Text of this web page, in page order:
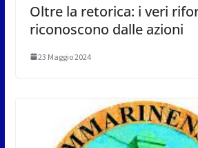
Oltre la retorica: i veri
riconoscono dalle azioni
23 Maggio 2024